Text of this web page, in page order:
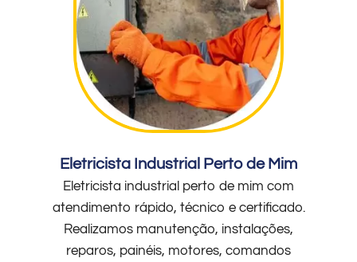
Eletricista Industrial Perto de Mim
Eletricista industrial perto de mim com
atendimento rápido, técnico e certificado.
Realizamos manutenção, instalações,
reparos, painéis, motores, comandos